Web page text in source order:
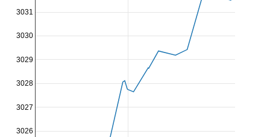
3026
3027
3028
3029
3030
3031